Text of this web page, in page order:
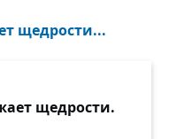
щедрости...
щедрости.